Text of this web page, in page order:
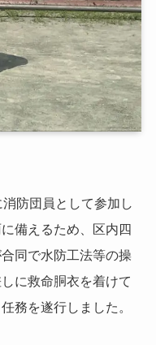
防団員として参加し
備えるため、区内四
同で水防工法等の操
に救命胴衣を着けて
務を遂行しました。